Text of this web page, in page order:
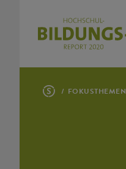
FOKUSTHEMEN